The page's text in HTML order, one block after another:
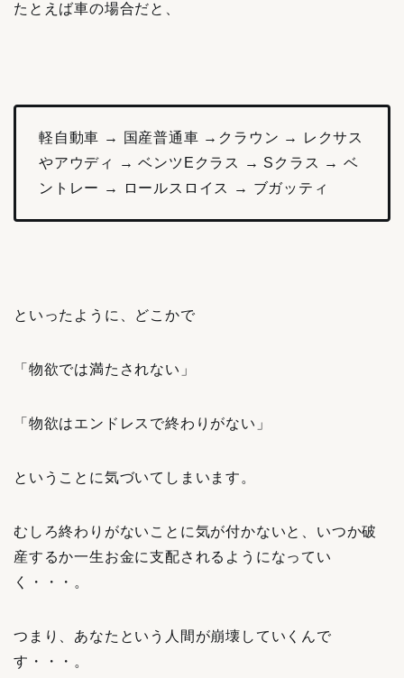
たとえば車の場合だと、
軽自動車 → 国産普通車 →クラウン → レクサス
やアウディ → ベンツEクラス → Sクラス → ベ
ントレー → ロールスロイス → ブガッティ
といったように、どこかで
「物欲では満たされない」
「物欲はエンドレスで終わりがない」
ということに気づいてしまいます。
むしろ終わりがないことに気が付かないと、いつか破
産するか一生お金に支配されるようになってい
く・・・。
つまり、あなたという人間が崩壊していくんで
す・・・。